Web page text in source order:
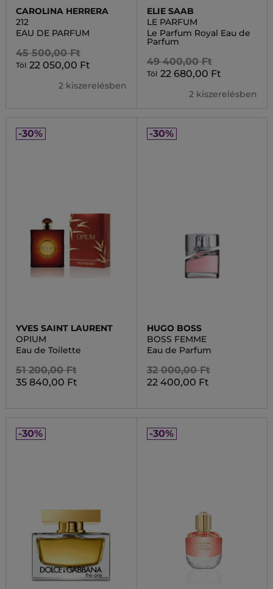
CAROLINA HERRERA
212
EAU DE PARFUM
45 500,00 Ft
Tól 22 050,00 Ft
2 kiszerelésben
ELIE SAAB
LE PARFUM
Le Parfum Royal Eau de
Parfum
49 400,00 Ft
Tól 22 680,00 Ft
2 kiszerelésben
-30%
YVES SAINT LAURENT
OPIUM
Eau de Toilette
51 200,00 Ft
35 840,00 Ft
-30%
HUGO BOSS
BOSS FEMME
Eau de Parfum
32 000,00 Ft
22 400,00 Ft
-30% -30%